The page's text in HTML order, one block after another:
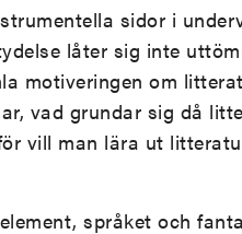
sidor i
låter sig inte
motiveringen om
vad grundar sig då
vill man lära ut
språket och